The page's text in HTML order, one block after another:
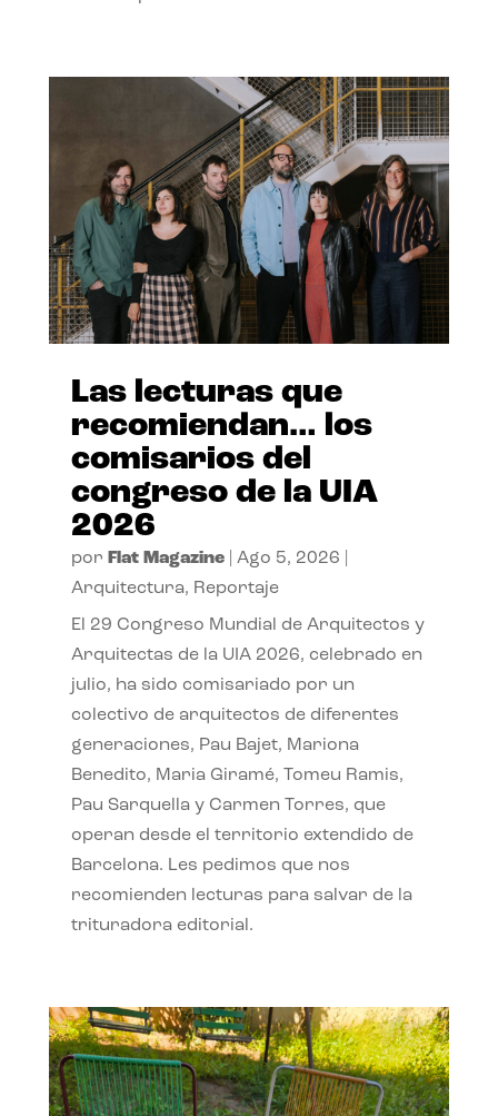
Las lecturas que
recomiendan… los
comisarios del
congreso de la UIA
2026
por Flat Magazine| Ago 5, 2026
Arquitectura, Reportaje
El 29 Congreso Mundial de Arquitectos y
Arquitectas de la UIA 2026, celebrado en
julio, ha sido comisariado por un
colectivo de arquitectos de diferentes
generaciones, Pau Bajet, Mariona
Benedito, Maria Giramé, Tomeu Ramis,
Pau Sarquella y Carmen Torres, que
operan desde el territorio extendido de
Barcelona. Les pedimos que nos
recomienden lecturas para salvar de la
trituradora editorial.